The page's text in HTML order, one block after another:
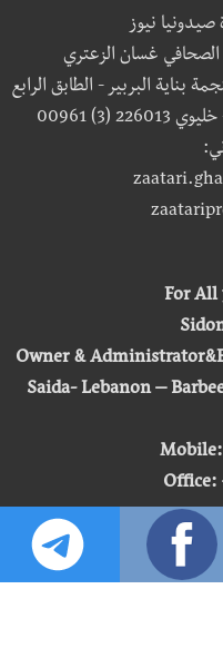
صيدونيا نيوز
الصحافي غسان الزعتري
بناية البربير - الطابق الرابع
For All
Owner &
Saida- Lebanon –
Mobile:
Office: